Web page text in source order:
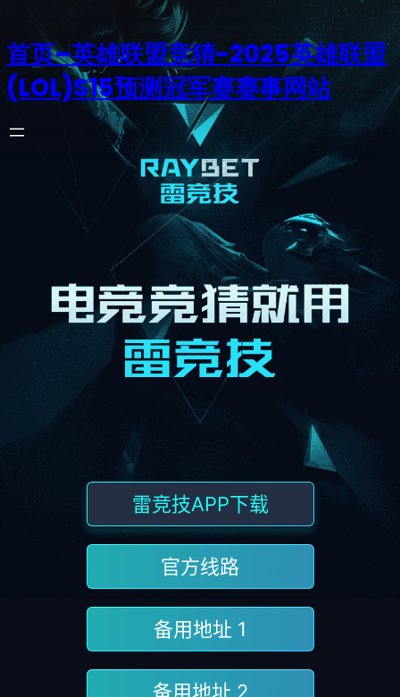
首页–英雄联盟竞猜-2025英雄联盟
(LOL)S15预测冠军赛赛事网站